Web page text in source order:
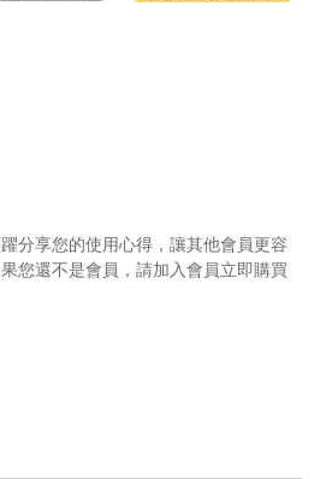
分享您的使用心得，讓其他會員更容
您還不是會員，請加入會員立即購買